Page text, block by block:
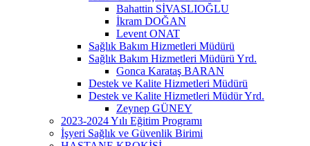
Bahattin SİVASLIOĞLU
İkram DOĞAN
Levent ONAT
Sağlık Bakım Hizmetleri Müdürü
Sağlık Bakım Hizmetleri Müdürü Yrd.
Gonca Karataş BARAN
Destek ve Kalite Hizmetleri Müdürü
Destek ve Kalite Hizmetleri Müdür Yrd.
Zeynep GÜNEY
2023-2024 Yılı Eğitim Programı
İşyeri Sağlık ve Güvenlik Birimi